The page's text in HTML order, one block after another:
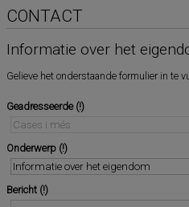
CONTACT
Informatie over het
Gelieve het onderstaande formulier in te
Geadresseerde
Onderwerp
Bericht